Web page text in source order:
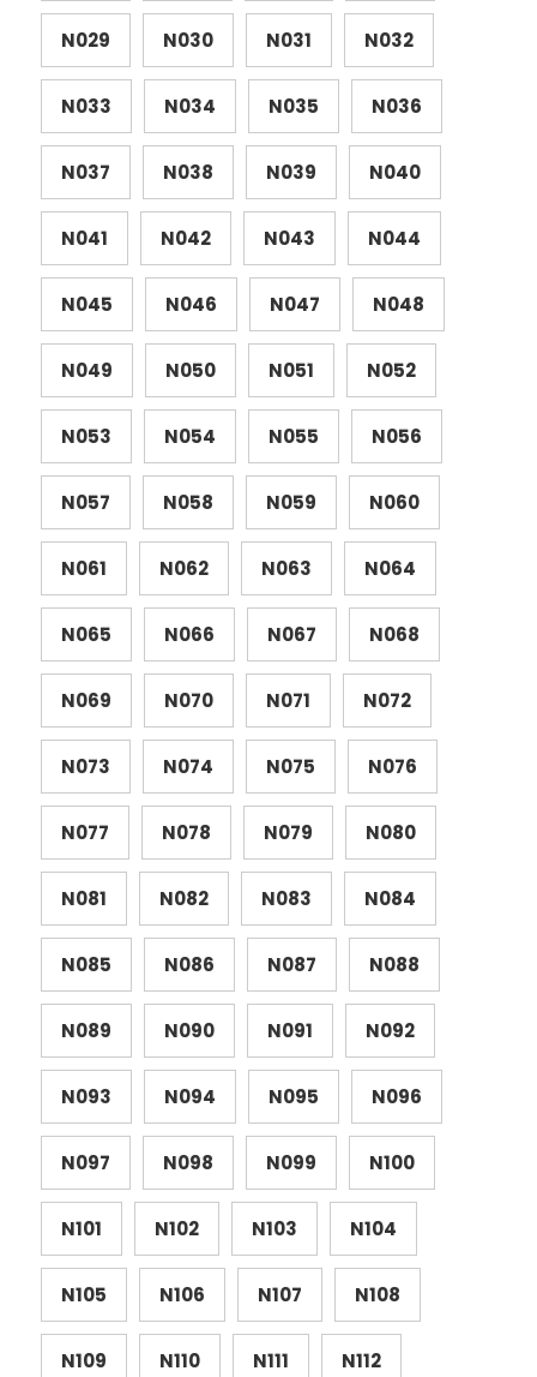
N029 N030 N031 N032
N033 N034 N035 N036
N037 N038 N039 N040
N041 N042 N043 N044
N045 N046 N047 N048
N049 N050 N051 N052
N053 N054 N055 N056
N057 N058 N059 N060
N061 N062 N063 N064
N065 N066 N067 N068
N069 N070 N071 N072
N073 N074 N075 N076
N077 N078 N079 N080
N081 N082 N083 N084
N085 N086 N087 N088
N089 N090 N091 N092
N093 N094 N095 N096
N097 N098 N099 N100
N101 N102 N103 N104
N105 N106 N107 N108
N109 N110 N111 N112